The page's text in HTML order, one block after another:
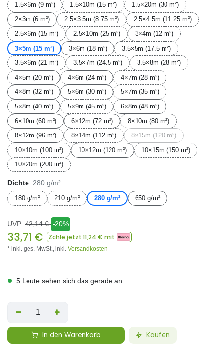
1.5×6m (9 m²) 1.5×10m (15 m²)
1.5×20m (30 m²)
2×3m (6 m²)
2.5×3.5m (8.75 m²)
2.5×4.5m (11.25 m²)
2.5×6m (15 m²)
2.5×10m (25 m²)
3×4m (12 m²)
3×5m (15 m²)
3×6m (18 m²)
3.5×5m (17.5 m²)
3.5×6m (21 m²)
3.5×7m (24.5 m²)
3.5×8m (28 m²)
4×5m (20 m²)
4×6m (24 m²)
4×7m (28 m²)
4×8m (32 m²)
5×6m (30 m²)
5×7m (35 m²)
5×8m (40 m²)
5×9m (45 m²)
6×8m (48 m²)
6×10m (60 m²)
6×12m (72 m²)
8×10m (80 m²)
8×12m (96 m²)
8×14m (112 m²)
8×15m (120 m²)
10×10m (100 m²)
10×12m (120 m²)
10×15m (150 m²)
10×20m (200 m²)
Dichte: 280 g/m²
180 g/m² 210 g/m² 280 g/m² 650 g/m²
UVP: 42,14€ -20%
33,71 € Zahle jetzt 11,24 € mit
* inkl. ges. MwSt., inkl. Versandkosten
5 Leute sehen sich das gerade an
In den Warenkorb Kaufen